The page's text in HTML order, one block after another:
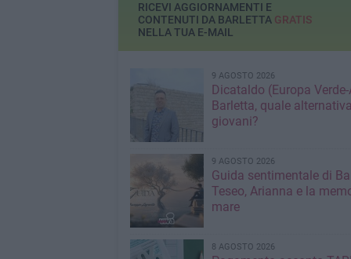
RICEVI AGGIORNAMENTI E
CONTENUTI DA BARLETTA GRATIS
NELLA TUA E-MAIL
9 AGOSTO 2026
Dicataldo (Europa
Barletta, quale
giovani?
9 AGOSTO 2026
Guida sentimentale di
Teseo, Arianna e la
mare
8 AGOSTO 2026